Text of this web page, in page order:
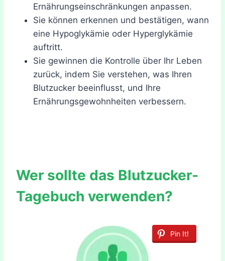
Ernährungseinschränkungen anpassen.
Sie können erkennen und bestätigen, wann
eine Hypoglykämie oder Hyperglykämie
auftritt.
Sie gewinnen die Kontrolle über Ihr Leben
zurück, indem Sie verstehen, was Ihren
Blutzucker beeinflusst, und Ihre
Ernährungsgewohnheiten verbessern.
Wer sollte das Blutzucker-
Tagebuch verwenden?
Pin It!